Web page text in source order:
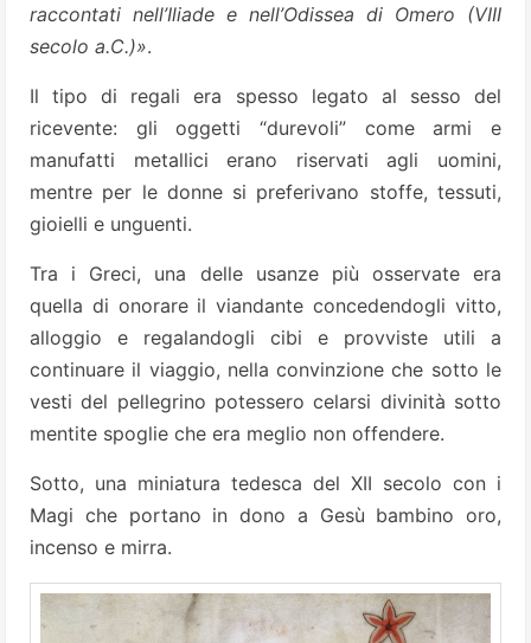
raccontati nell’Iliade e nell’Odissea di Omero (VIII
secolo a.C.)».
Il tipo di regali era spesso legato al sesso del
ricevente: gli oggetti “durevoli” come armi e
manufatti metallici erano riservati agli uomini,
mentre per le donne si preferivano stoffe, tessuti,
gioielli e unguenti.
Tra i Greci, una delle usanze più osservate era
quella di onorare il viandante concedendogli vitto,
alloggio e regalandogli cibi e provviste utili a
continuare il viaggio, nella convinzione che sotto le
vesti del pellegrino potessero celarsi divinità sotto
mentite spoglie che era meglio non offendere.
Sotto, una miniatura tedesca del XII secolo con i
Magi che portano in dono a Gesù bambino oro,
incenso e mirra.